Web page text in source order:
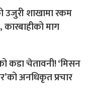
उजुरी शाखामा रकम
माग
कडा चेतावनी! ‘मिसन
अनधिकृत प्रचार